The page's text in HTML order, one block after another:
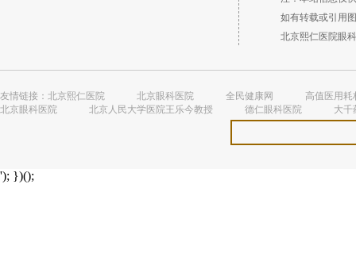
如有转载或引用
北京熙仁医院眼
友情链接： 北京熙仁医院 北京眼科医院 全民健康网
高值医用耗
北京眼科医院
北京人民大学医院王乐今教授 德仁眼科医院 大千
'); })();